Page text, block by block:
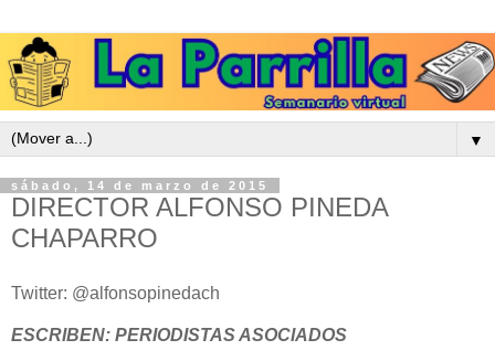
▼
sábado, 14 de marzo de 2015
DIRECTOR ALFONSO PINEDA
CHAPARRO
Twitter: @alfonsopinedach
ESCRIBEN: PERIODISTAS ASOCIADOS